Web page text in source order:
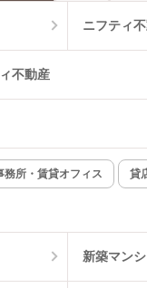
オー
イン
ニフティ
不動産
務所・賃貸オフィス 貸
新築マン